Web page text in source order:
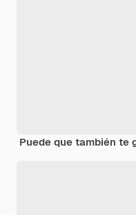
Puede que también te